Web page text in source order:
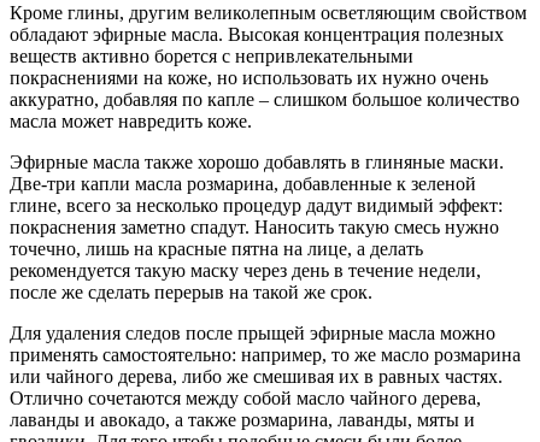
Кроме глины, другим великолепным осветляющим свойством
обладают эфирные масла. Высокая концентрация полезных
веществ активно борется с непривлекательными
покраснениями на коже, но использовать их нужно очень
аккуратно, добавляя по капле – слишком большое количество
масла может навредить коже.
Эфирные масла также хорошо добавлять в глиняные маски.
Две-три капли масла розмарина, добавленные к зеленой
глине, всего за несколько процедур дадут видимый эффект:
покраснения заметно спадут. Наносить такую смесь нужно
точечно, лишь на красные пятна на лице, а делать
рекомендуется такую маску через день в течение недели,
после же сделать перерыв на такой же срок.
Для удаления следов после прыщей эфирные масла можно
применять самостоятельно: например, то же масло розмарина
или чайного дерева, либо же смешивая их в равных частях.
Отлично сочетаются между собой масло чайного дерева,
лаванды и авокадо, а также розмарина, лаванды, мяты и